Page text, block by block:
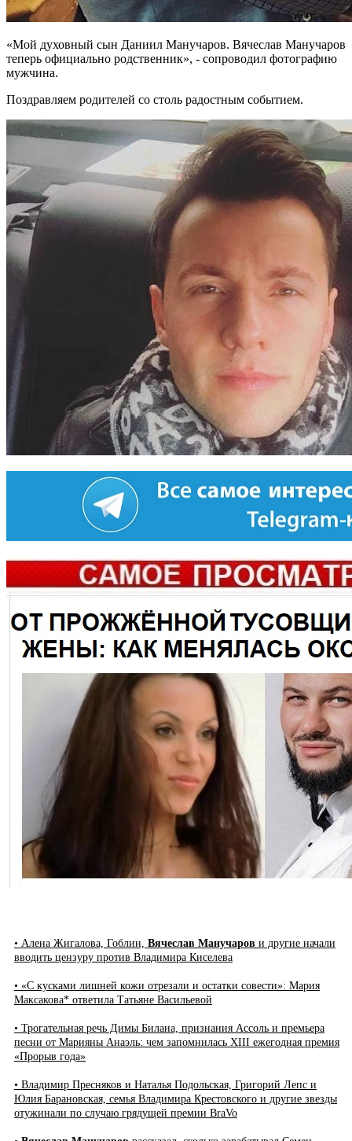
«Мой духовный сын Даниил Манучаров. Вячеслав Манучаров
теперь официально родственник», - сопроводил фотографию
мужчина.
Поздравляем родителей со столь радостным событием.
• Алена Жигалова, Гоблин, Вячеслав Манучаров и другие начали
вводить цензуру против Владимира Киселева
• «С кусками лишней кожи отрезали и остатки совести»: Мария
Максакова* ответила Татьяне Васильевой
• Трогательная речь Димы Билана, признания Ассоль и премьера
песни от Марияны Анаэль: чем запомнилась XIII ежегодная премия
«Прорыв года»
• Владимир Пресняков и Наталья Подольская, Григорий Лепс и
Юлия Барановская, семья Владимира Крестовского и другие звезды
отужинали по случаю грядущей премии BraVo